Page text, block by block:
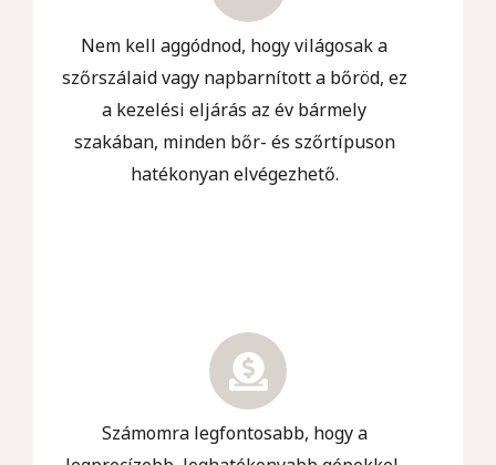
Nem kell aggódnod, hogy világosak a
szőrszálaid vagy napbarnított a bőröd, ez
a kezelési eljárás az év bármely
szakában, minden bőr- és szőrtípuson
hatékonyan elvégezhető.
Számomra legfontosabb, hogy a